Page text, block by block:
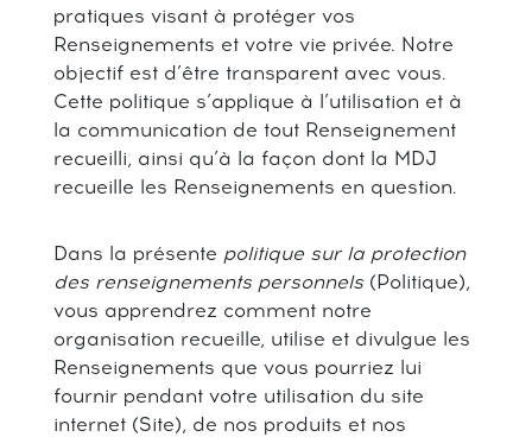
pratiques visant à protéger vos
Renseignements et votre vie privée. Notre
objectif est d’être transparent avec vous.
Cette politique s’applique à l’utilisation et à
la communication de tout Renseignement
recueilli, ainsi qu’à la façon dont la MDJ
recueille les Renseignements en question.
Dans la présente politique sur la protection
des renseignements personnels(Politique),
vous apprendrez comment notre
organisation recueille, utilise et divulgue les
Renseignements que vous pourriez lui
fournir pendant votre utilisation du site
internet (Site), de nos produits et nos